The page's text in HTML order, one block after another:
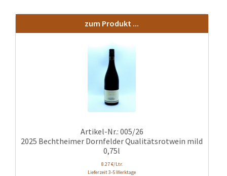
Artikel-Nr.: 005/26
2025 Bechtheimer Dornfelder Qualitätsrotwein mild
0,75l
8.27 €/Ltr.
Lieferzeit 3-5 Werktage
zum Produkt ...